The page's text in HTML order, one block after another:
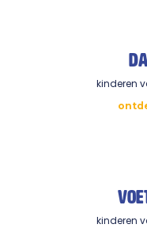
kinderen
kinderen